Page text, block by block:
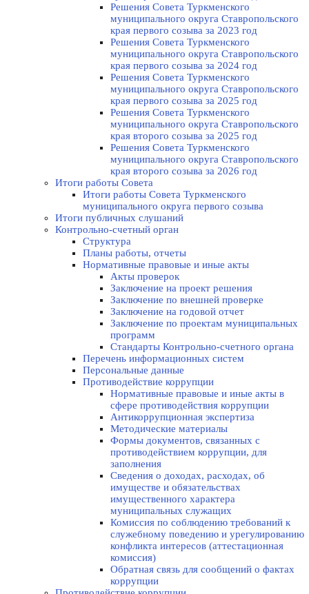
Решения Совета Туркменского
муниципального округа Ставропольского
края первого созыва за 2023 год
Решения Совета Туркменского
муниципального округа Ставропольского
края первого созыва за 2024 год
Решения Совета Туркменского
муниципального округа Ставропольского
края первого созыва за 2025 год
Решения Совета Туркменского
муниципального округа Ставропольского
края второго созыва за 2025 год
Решения Совета Туркменского
муниципального округа Ставропольского
края второго созыва за 2026 год
Итоги работы Совета
Итоги работы Совета Туркменского
муниципального округа первого созыва
Итоги публичных слушаний
Контрольно-счетный орган
Структура
Планы работы, отчеты
Нормативные правовые и иные акты
Акты проверок
Заключение на проект решения
Заключение по внешней проверке
Заключение на годовой отчет
Заключение по проектам муниципальных
программ
Стандарты Контрольно-счетного органа
Перечень информационных систем
Персональные данные
Противодействие коррупции
Нормативные правовые и иные акты в
сфере противодействия коррупции
Антикоррупционная экспертиза
Методические материалы
Формы документов, связанных с
противодействием коррупции, для
заполнения
Сведения о доходах, расходах, об
имуществе и обязательствах
имущественного характера
муниципальных служащих
Комиссия по соблюдению требований к
служебному поведению и урегулированию
конфликта интересов (аттестационная
комиссия)
Обратная связь для сообщений о фактах
коррупции